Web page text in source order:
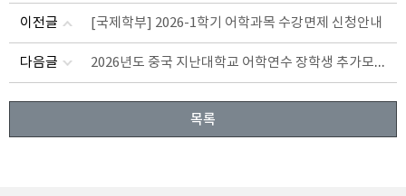
이전글 [국제학부] 2026-1학기 어학과목 수강면제 신청안내
다음글 2026년도 중국 지난대학교 어학연수 장학생 추가모집 (~3/25, 18시)
목록